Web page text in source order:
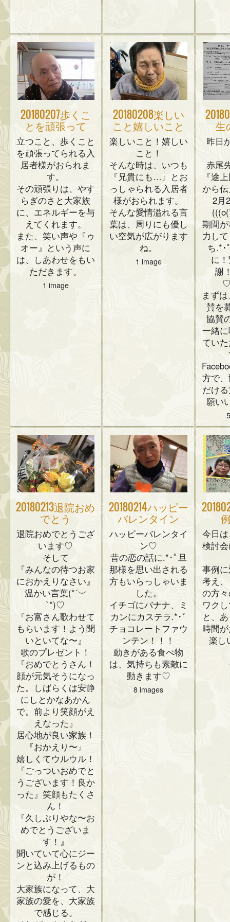
20180207歩くこ
とを頑張って
立つこと、歩くこと
を頑張ってられる入
居者様がおられま
す。
その頑張りは、やす
らぎのさと大家族
に、エネルギーを与
えてくれます。
また、笑い声や『ゥ
オー』という声に
は、しあわせをもい
ただきます。
1 image
20180208楽しい
こと嬉しいこと
楽しいこと！嬉しい
こと！
そんな時は、いつも
『兄貴にも…』とお
っしゃられる入居者
様がおられます。
そんな愛情溢れる言
葉は、周りにも優し
い空気が広がります
ね。
1 image
生
昨日
赤尾
『途
から
2月
期間
力し
ち.*･
に
謝
まず
賛を
協賛
一緒
てい
方で
だけ
願い
20180213退院おめ
でとう
退院おめでとうござ
います♡
そして
『みんなの待つお家
におかえりなさい』
温かい言葉(*´︶
`*)♡
『お富さん歌わせて
もらいます！よう聞
いといてな〜』
歌のプレゼント！
『おめでとうさん！
顔が元気そうになっ
た。しばらくは安静
にしとかなあかん
で。前より笑顔がえ
えなった』
居心地が良い家族！
『おかえり〜』
嬉しくてウルウル！
『ごっついおめでと
うございます！良か
った』笑顔もたくさ
ん！
『久しぶりやな〜お
めでとうございま
す！』
聞いていて心にジー
ンと込み上げるもの
が！
大家族になって、大
家族の愛を、大家族
で感じる。
20180214ハッピー
バレンタイン
ハッピーバレンタイ
ン♡
昔の恋の話に.*･ﾟ旦
那様を思い出される
方もいらっしゃいま
した。
イチゴにバナナ、ミ
カンにカステラ.*･ﾟ
チョコレートファウ
ンテン！！！
動きがある食べ物
は、気持ちも素敵に
動きます♡
8 images
今日
検討
事例
考え
の方
ワク
と、
時間
楽し